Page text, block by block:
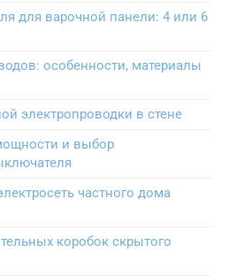
для варочной панели: 4 или 6
особенности, материалы
электропроводки в стене
и выбор
частного дома
коробок скрытого